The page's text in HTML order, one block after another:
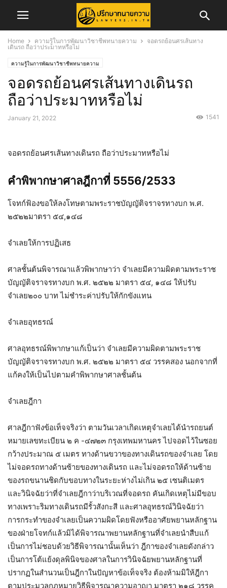
Home ความรู้ในการพัฒนาวิชาชีพทนายความ
จอดรถย้อนศรเส้นทาง
เดินรถ ถือว่าประมาทหรือไม่
ความรู้ในการพัฒนาวิชาชีพทนายความ
จอดรถย้อนศรเส้นทางเดินรถ
ถือว่าประมาทหรือไม่
January 21, 2022 1541
จอดรถย้อนศรเส้นทางเดินรถ ถือว่าประมาทหรือไม่
คำพิพากษาศาลฎีกาที่ 5556/2533
โจทก์ฟ้องขอให้ลงโทษตามพระราชบัญญัติจราจรทางบก พ.ศ.
๒๕๒๒มาตรา ๕๔,๑๔๘
จำเลยให้การปฏิเสธ
ศาลชั้นต้นพิจารณาแล้วพิพากษาว่า จำเลยมีความผิดตามพระราช
บัญญัติจราจรทางบก พ.ศ. ๒๕๒๒ มาตรา ๕๔, ๑๔๘ ให้ปรับ
จำเลย๒๐๐ บาท ไม่ชำระค่าปรับให้กักขังแทน
จำเลยอุทธรณ์
ศาลอุทธรณ์พิพากษาแก้เป็นว่า จำเลยมีความผิดตามพระราช
บัญญัติจราจรทางบก พ.ศ. ๒๕๒๒ มาตรา ๕๔ วรรคสอง นอกจากที่
แก้คงให้เป็นไปตามคำพิพากษาศาลชั้นต้น
จำเลยฎีกา
ศาลฎีกาฟังข้อเท็จจริงว่า ตามวันเวลาเกิดเหตุจำเลยได้นำรถยนต์
หมายเลขทะเบียน ๒ ค -๔๗๒๓ กรุงเทพมหานคร ไปจอดไว้ในซอย
กว้างประมาณ ๕ เมตร ทางด้านขวาของทางเดินรถของจำเลย โดย
ไม่จอดรถทางด้านซ้ายของทางเดินรถ และไม่จอดรถให้ด้านซ้าย
ของรถขนานชิดกับขอบทางในระยะห่างไม่เกิน ๒๕ เซนติเมตร
และวินิจฉัยว่าที่จำเลยฎีกาว่าบริเวณที่จอดรถ คันเกิดเหตุไม่มีขอบ
ทางเพราะริมทางเดินรถมีรั้วสังกะสี และศาลอุทธรณ์วินิจฉัยว่า
การกระทำของจำเลยเป็นความผิดโดยฟังหรืออาศัยพยานหลักฐาน
ของฝ่ายโจทก์แล้วมิได้พิจารณาพยานหลักฐานที่จำเลยนำสืบแก้
เป็นการไม่ชอบด้วยวิธีพิจารณานั้นเห็นว่า ฎีกาของจำเลยดังกล่าว
เป็นการโต้แย้งดุลพินิจของศาลในการวินิจฉัยพยานหลักฐานที่
ปรากฏในสำนวนเป็นฎีกาในปัญหาข้อเท็จจริง ต้องห้ามมิให้ฎีกา
ตามประมวลกฎหมายวิธีพิจารณาความอาญา มาตรา ๒๑๘ วรรค